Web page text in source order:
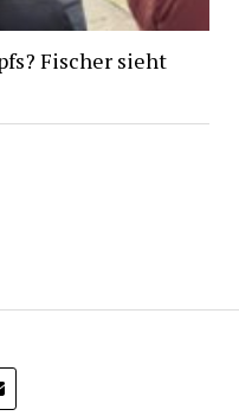
Fischer sieht